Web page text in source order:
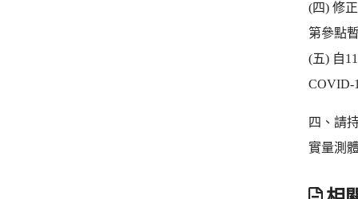
(四) 修
第參點
(五) 自
COVID-
四、請
實量測